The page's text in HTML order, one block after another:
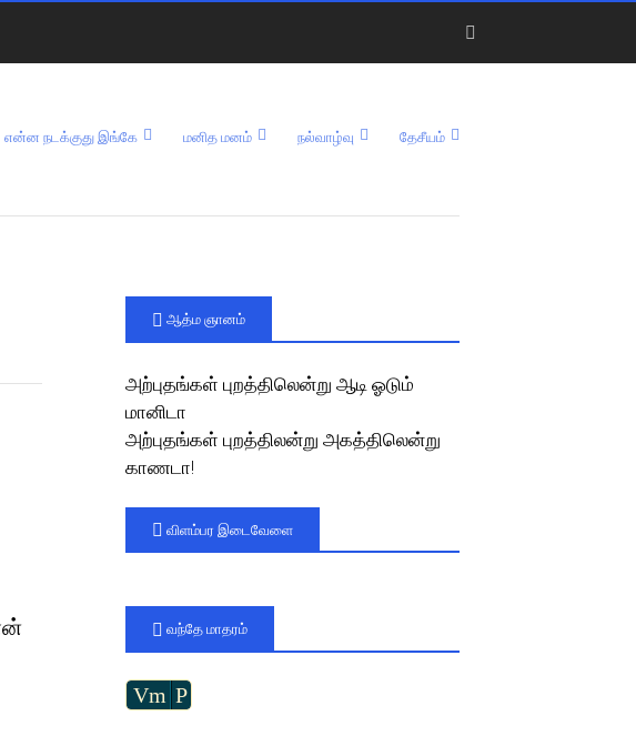
என்ன நடக்குது இங்கே மனித மனம் நல்வாழ்வு தேசீயம்
ஆத்ம ஞானம்
அற்புதங்கள் புறத்திலென்று ஆடி ஓடும்
மானிடா
அற்புதங்கள் புறத்திலன்று அகத்திலென்று
காணடா!
விளம்பர இடைவேளை
வந்தே மாதரம்
Vm P